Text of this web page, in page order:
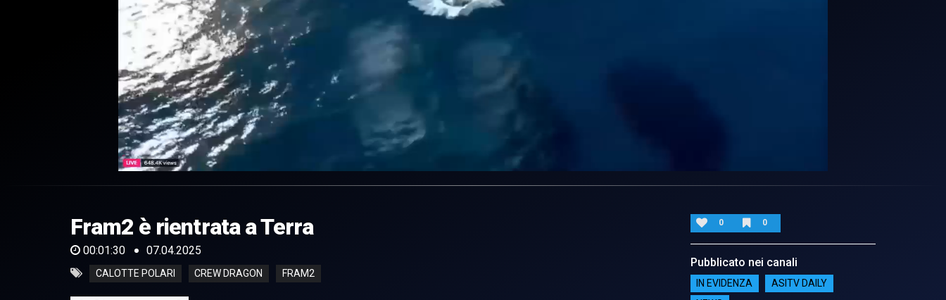
of
30
secondsVolume
0%
Fram2 è rientrata a Terra
00:01:30 07.04.2025
CALOTTE POLARI CREW DRAGON FRAM2
0 0
Pubblicato nei canali
IN EVIDENZA
ASITV DAILY